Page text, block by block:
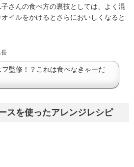
さんの食べ方の裏技としては、よく混
イルをかけるとさらにおいしくなると
フ監修！？これは食べなきゃーだ
スを使ったアレンジレシピ